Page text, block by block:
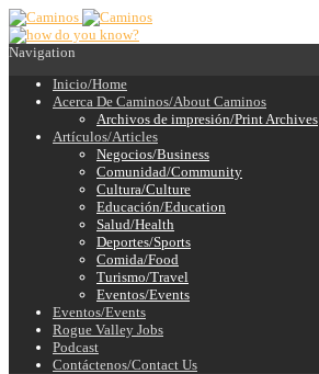
Navigation
Inicio/Home
Acerca De Caminos/About Caminos
Archivos de impresión/Print Archives
Artículos/Articles
Negocios/Business
Comunidad/Community
Cultura/Culture
Educación/Education
Salud/Health
Deportes/Sports
Comida/Food
Turismo/Travel
Eventos/Events
Eventos/Events
Rogue Valley Jobs
Podcast
Contáctenos/Contact Us